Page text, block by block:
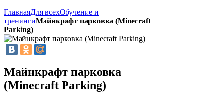
ГлавнаяДля всехОбучение и
тренингиМайнкрафт парковка (Minecraft
Parking)
Майнкрафт парковка
(Minecraft Parking)